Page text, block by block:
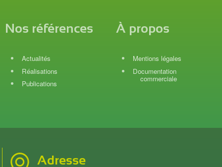
Nos références
Actualités
Réalisations
Publications
À propos
Mentions légales
Documentation
commerciale
Adresse